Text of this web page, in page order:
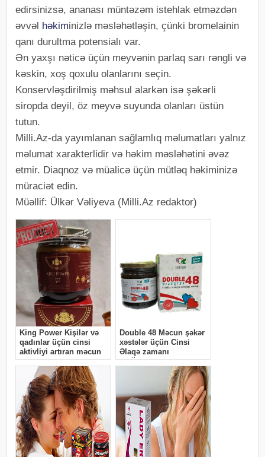
edirsinizsə, ananası müntəzəm istehlak etməzdən
əvvəl həkiminizlə məsləhətləşin, çünki bromelainin
qanı durultma potensialı var.
Ən yaxşı nəticə üçün meyvənin parlaq sarı rəngli və
kəskin, xoş qoxulu olanlarını seçin.
Konservləşdirilmiş məhsul alarkən isə şəkərli
siropda deyil, öz meyvə suyunda olanları üstün
tutun.
Milli.Az-da yayımlanan sağlamlıq məlumatları yalnız
məlumat xarakterlidir və həkim məsləhətini əvəz
etmir. Diaqnoz və müalicə üçün mütləq həkiminizə
müraciət edin.
Müəllif: Ülkər Vəliyeva (Milli.Az redaktor)